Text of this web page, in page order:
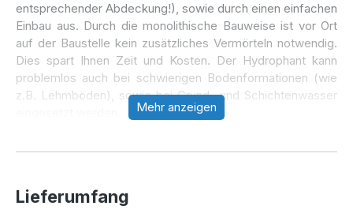
entsprechender Abdeckung!), sowie durch einen einfachen
Einbau aus. Durch die monolithische Bauweise ist vor Ort
auf der Baustelle kein zusätzliches Vermörteln notwendig.
Dies spart Ihnen Zeit und Kosten. Der Hydrophant kann
problemlos auch bei schwierigen Bodenformationen (wie
z.B. Lehmböden), sowie bei Grund- und Schichtenwasser
Bei unseren Retentionszisternen der Baureihe
Mehr anzeigen
Lieferumfang